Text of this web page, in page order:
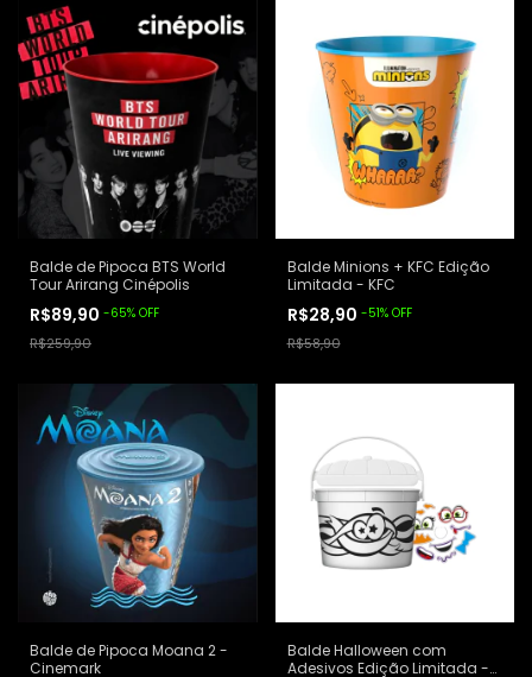
Balde de Pipoca BTS World
Tour Arirang Cinépolis
R$89,90 -65% OFF
R$259,90
Balde Minions + KFC Edição
Limitada - KFC
R$28,90 -51% OFF
R$58,90
Balde de Pipoca Moana 2 -
Cinemark
Balde Halloween com
Adesivos Edição Limitada -